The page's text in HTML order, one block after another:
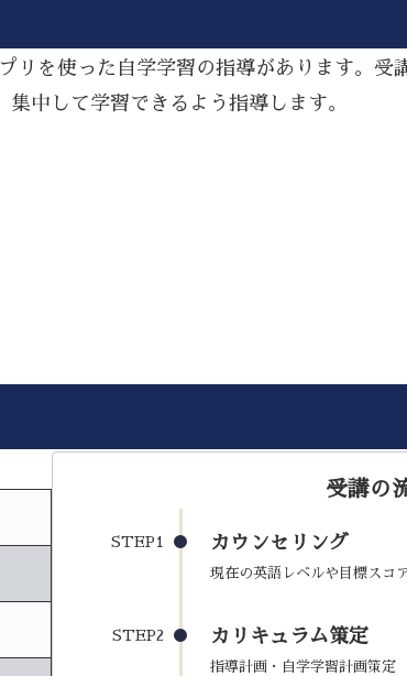
リを使った自学学習の指導があります。受
集中して学習できるよう指導します。
受講の
STEP1 カウンセリング
現在の英語レベルや目標スコ
STEP2 カリキュラム策定
指導計画・自学学習計画策定